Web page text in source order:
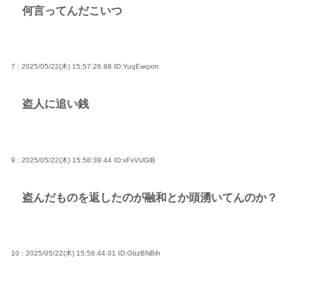
何言ってんだこいつ
7 : 2025/05/22(木) 15:57:26.88 ID:YuqEwqxm
盗人に追い銭
9 : 2025/05/22(木) 15:58:39.44 ID:xFxVUGlB
盗んだものを返したのが融和とか頭湧いてんのか？
10 : 2025/05/22(木) 15:58:44.01 ID:GbzBNBih